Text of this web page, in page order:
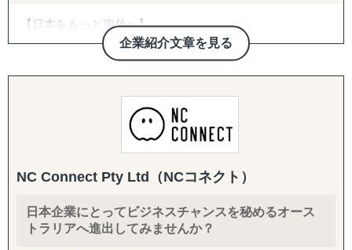
行（Instagram・TikTok等）、Google広告・メディアアプロ
ーチ
バックオフィス・現地体制：
法人設立支援、設立後の会社運営（経理・税務等）、現地
人材の採用、カスタマーサポート体制構築、商品パッケー
企業紹介文章を見る
【日本をもっと海外へ】
弊社は2013年から12年間、最前線で海外販売を行ってきた
プロフェッショナルチームです。
toCとtoBのハイブリッドだからこそ見えるものがありま
す。自分たちが行った大量なトライ＆エラーで培った独自
の海外販売ノウハウがございます。
海外販売からスタートするケースが多いですが、お取組み
をさせていただきながら、国内への課題へも依頼されるこ
【国内の課題】のハイブリット支援が90％を占めておりま
一言でいうと弊社は日本を含む、世界中のEC運用回りを全
NC Connect Pty Ltd（NCコネクト）
日本企業にとってビジネスチャンスを秘めるオース
トラリアへ進出してみませんか？